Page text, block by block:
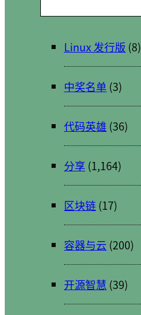
索
Linux 发行版 (8)
中奖名单 (3)
代码英雄 (36)
分享 (1,164)
区块链(17)
容器与云 (200)
开源智慧 (39)